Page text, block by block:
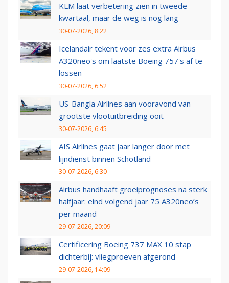
KLM laat verbetering zien in tweede
kwartaal, maar de weg is nog lang
30-07-2026, 8:22
Icelandair tekent voor zes extra Airbus
A320neo's om laatste Boeing 757's af te
lossen
30-07-2026, 6:52
US-Bangla Airlines aan vooravond van
grootste vlootuitbreiding ooit
30-07-2026, 6:45
AIS Airlines gaat jaar langer door met
lijndienst binnen Schotland
30-07-2026, 6:30
Airbus handhaaft groeiprognoses na sterk
halfjaar: eind volgend jaar 75 A320neo’s
per maand
29-07-2026, 20:09
Certificering Boeing 737 MAX 10 stap
dichterbij: vliegproeven afgerond
29-07-2026, 14:09